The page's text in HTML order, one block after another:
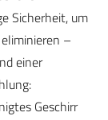
Sicherheit, um
–
einer
Geschirr